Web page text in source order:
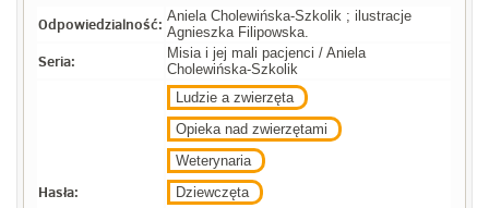
Odpowiedzialność: Aniela Cholewińska-Szkolik ; ilustracje
Agnieszka Filipowska.
Seria:
Misia i jej mali pacjenci / Aniela
Cholewińska-Szkolik
Hasła:
Ludzie a zwierzęta
Opieka nad zwierzętami
Weterynaria
Dziewczęta